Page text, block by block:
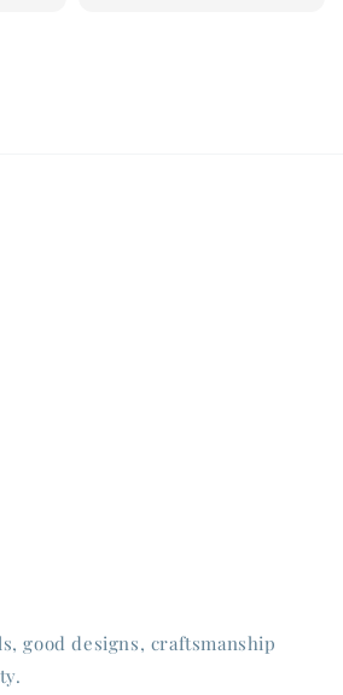
good designs, craftsmanship